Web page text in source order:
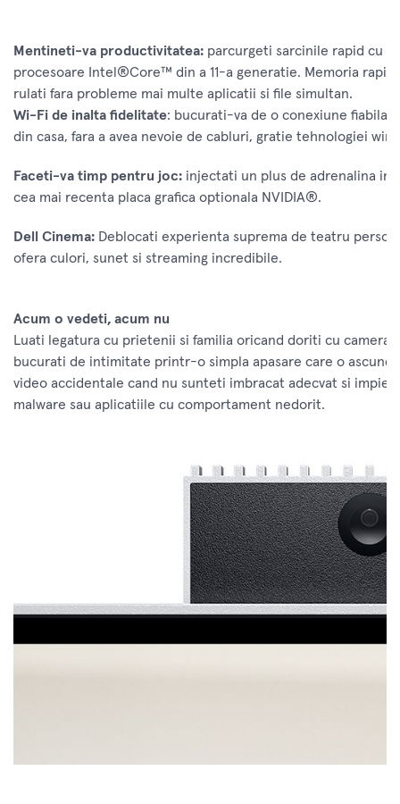
Mentineti-va productivitatea: parcurgeti sarcinile rapid cu
procesoare Intel®Core™ din a 11-a generatie. Memoria
rulati fara probleme mai multe aplicatii si file simultan.
Wi-Fi de inalta fidelitate: bucurati-va de o conexiune fiabila
din casa, fara a avea nevoie de cabluri, gratie tehnologiei
Faceti-va timp pentru joc: injectati un plus de adrenalina in
cea mai recenta placa grafica optionala NVIDIA®.
Dell Cinema: Deblocati experienta suprema de teatru
ofera culori, sunet si streaming incredibile.
Acum o vedeti, acum nu
Luati legatura cu prietenii si familia oricand doriti cu camera
bucurati de intimitate printr-o simpla apasare care o
video accidentale cand nu sunteti imbracat adecvat si
malware sau aplicatiile cu comportament nedorit.